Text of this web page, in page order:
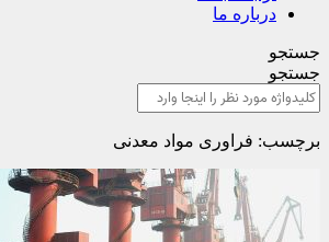
درباره ما
جستجو
جستجو
برچسب: فراوری مواد معدنی